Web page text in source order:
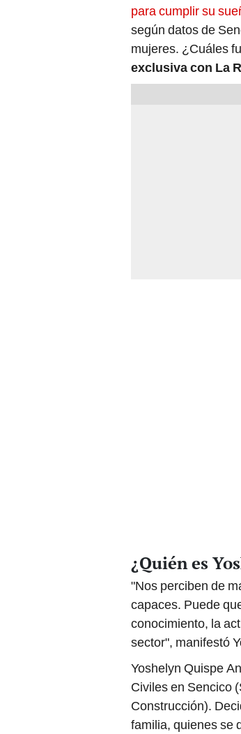
para cumplir su
según datos de
mujeres. ¿Cuáles
exclusiva con La
¿Quién es
"Nos perciben de
capaces. Puede
conocimiento, la
sector", manifestó
Yoshelyn Quispe
Civiles en Sencico
Construcción).
familia, quienes se